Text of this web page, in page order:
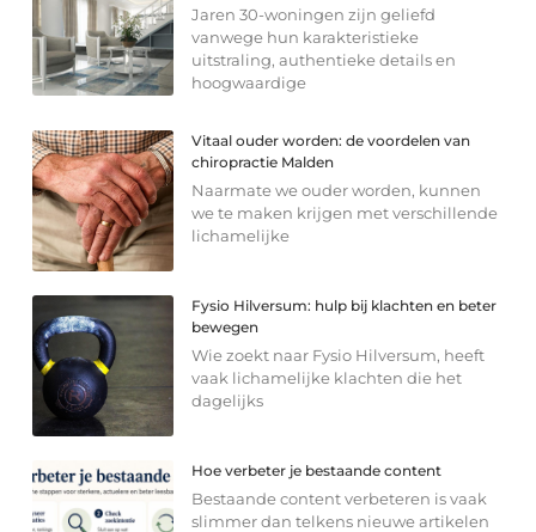
Jaren 30-woningen zijn geliefd
vanwege hun karakteristieke
uitstraling, authentieke details en
hoogwaardige
Vitaal ouder worden: de voordelen van
chiropractie Malden
Naarmate we ouder worden, kunnen
we te maken krijgen met verschillende
lichamelijke
Fysio Hilversum: hulp bij klachten en beter
bewegen
Wie zoekt naar Fysio Hilversum, heeft
vaak lichamelijke klachten die het
dagelijks
Hoe verbeter je bestaande content
Bestaande content verbeteren is vaak
slimmer dan telkens nieuwe artikelen